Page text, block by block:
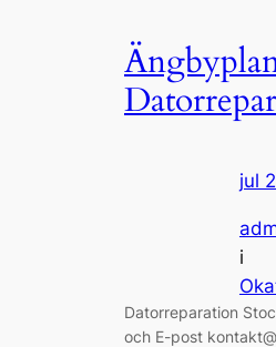
jul
i
Datorreparation
och E-post